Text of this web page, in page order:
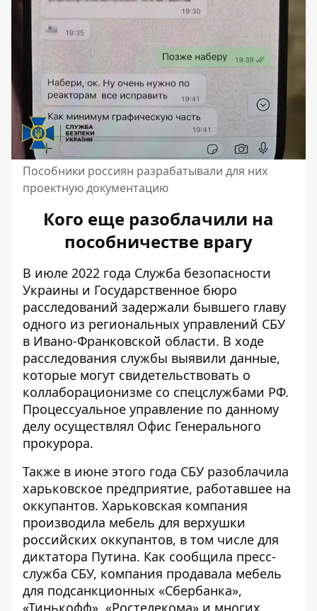
Пособники россиян разрабатывали для них
проектную документацию
Кого еще разоблачили на
пособничестве врагу
В июле 2022 года Служба безопасности
Украины и Государственное бюро
расследований задержали бывшего главу
одного из региональных управлений СБУ
в Ивано-Франковской области. В ходе
расследования службы выявили данные,
которые могут свидетельствовать о
коллаборационизме со спецслужбами РФ.
Процессуальное управление по данному
делу осуществлял Офис Генерального
прокурора.
Также в июне этого года СБУ разоблачила
харьковское предприятие, работавшее на
оккупантов. Харьковская компания
производила мебель для верхушки
российских оккупантов, в том числе для
диктатора Путина. Как сообщила пресс-
служба СБУ, компания продавала мебель
для подсанкционных «Сбербанка»,
«Тинькофф», «Ростелекома» и многих